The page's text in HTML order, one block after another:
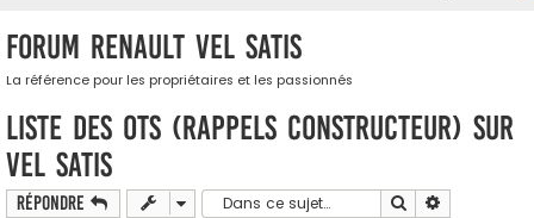
Forum Renault VEL SATIS
La référence pour les propriétaires et les passionnés
Liste des OTS (rappels constructeur) sur
Vel Satis
Répondre Rechercher